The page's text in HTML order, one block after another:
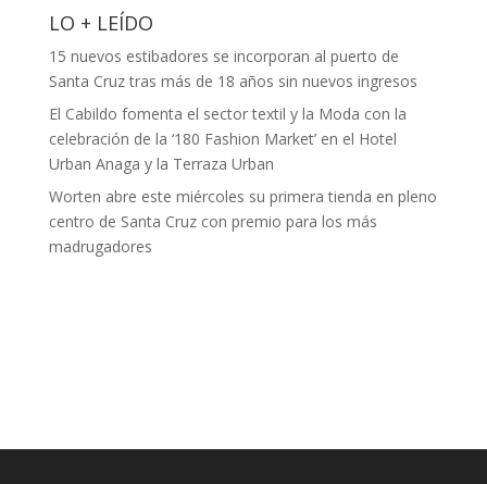
LO + LEÍDO
15 nuevos estibadores se incorporan al puerto de
Santa Cruz tras más de 18 años sin nuevos ingresos
El Cabildo fomenta el sector textil y la Moda con la
celebración de la ‘180 Fashion Market’ en el Hotel
Urban Anaga y la Terraza Urban
Worten abre este miércoles su primera tienda en pleno
centro de Santa Cruz con premio para los más
madrugadores